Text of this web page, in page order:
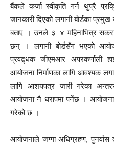
बैंकले कर्जा स्वीकृति गर्न थुप्रै
जानकारी दिएको लगानी बोर्डका
बताए । उनले ३–४ महिनाभित्र
छन् । लगानी बोर्डसँग भएको
प्रवद्र्धक जीएमआर अपरकर्णाली
आयोजना निर्माणका लागि आवश्यक
लागि आशयपत्र जारी गरेका
आयोजना नै धरापमा पर्नेछ ।
गरेको छ ।
आयोजनाले जग्गा अधिग्रहण, पुनर्वास